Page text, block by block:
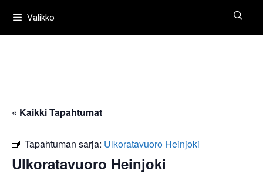
sisältöönValikko
« Kaikki Tapahtumat
Tapahtuman sarja: Ulkoratavuoro Heinjoki
Ulkoratavuoro Heinjoki